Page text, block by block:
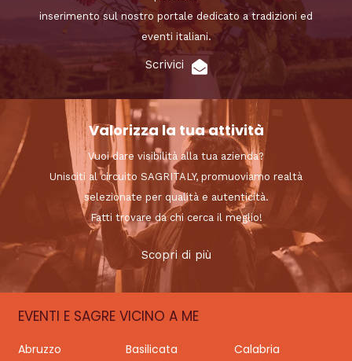
inserimento sul nostro portale dedicato a tradizioni ed
eventi italiani.
Scrivici
Valorizza la tua attività
Vuoi dare visibilità alla tua azienda?
Unisciti al circuito SAGRITALY, promuoviamo realtà
selezionate per qualità e autenticità.
Fatti trovare da chi cerca il meglio!
Scopri di più
EVENTI E SAGRE VICINO A ME
Abruzzo Basilicata
Calabria